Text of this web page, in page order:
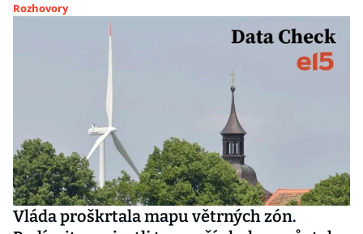
Rozhovory
Vláda proškrtala mapu větrných zón.